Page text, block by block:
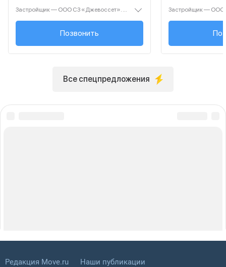
Застройщик — ООО СЗ «Джевоссет». Проектная декларация — наш.дом.рф. Акция до 28.02.2026. Не оферта. Подробности — Level.ru
+7 (495) 461-27-...
Позвонить +7
Все спецпредложения
Редакция Move.ru Наши публикации